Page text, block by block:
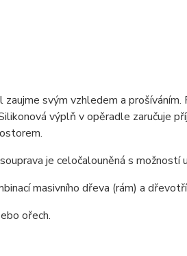
svým vzhledem a
výplň v opěradle zaručuje
je celočalouněná s možností
masivního dřeva (rám) a
ořech.